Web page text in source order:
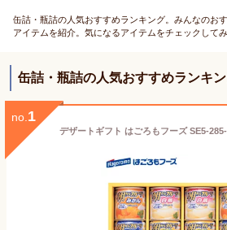
缶詰・瓶詰の人気おすすめランキング。みんなのお
アイテムを紹介。気になるアイテムをチェックしてみ
缶詰・瓶詰の人気おすすめランキ
no. 1